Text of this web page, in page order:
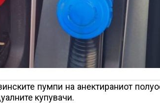
пумпи на анектираниот
купувачи.